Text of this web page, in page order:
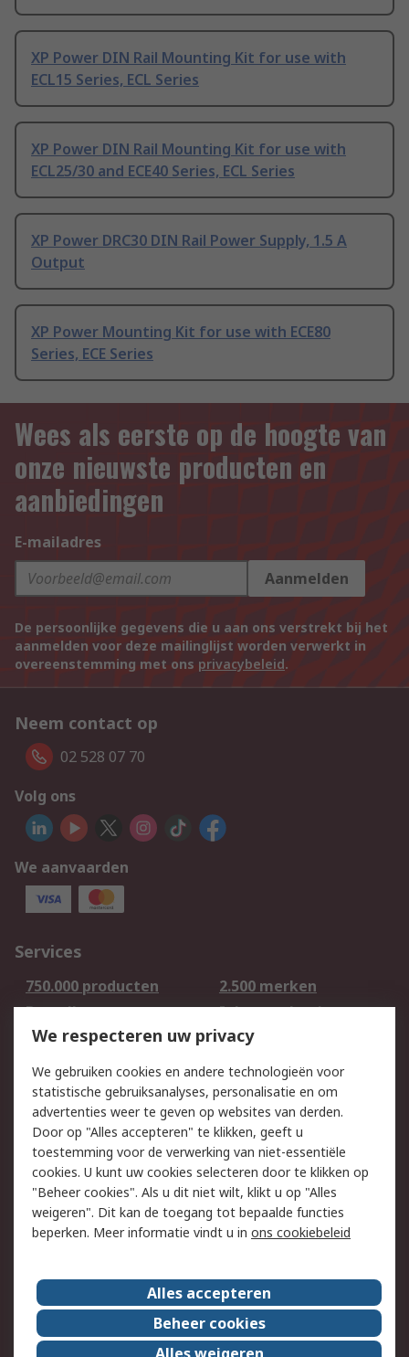
XP Power DIN Rail Mounting Kit for use with
ECL15 Series, ECL Series
XP Power DIN Rail Mounting Kit for use with
ECL25/30 and ECE40 Series, ECL Series
XP Power DRC30 DIN Rail Power Supply, 1.5 A
Output
XP Power Mounting Kit for use with ECE80
Series, ECE Series
Wees als eerste op de hoogte van
onze nieuwste producten en
aanbiedingen
E-mailadres
Aanmelden
De persoonlijke gegevens die u aan ons verstrekt bij het
aanmelden voor deze mailinglijst worden verwerkt in
overeenstemming met ons privacybeleid.
Neem contact op
02 528 07 70
Volg ons
We aanvaarden
Services
750.000 producten
2.500 merken
Bestellen
Inkoopoplossingen
Retouren
Technisch advies
Track & Trace
Wettelijk
Cookiebeleid
Email veiligheid
Privacybeleid -
Bijgewerkt
Websitevoorwaarden
Algemene
verkoopvoorwaarden
Over RS
RS Group
Over ons
RS wereldwijd
Werken bij RS
We respecteren uw privacy
We gebruiken cookies en andere technologieën voor
statistische gebruiksanalyses, personalisatie en om
advertenties weer te geven op websites van derden.
Door op "Alles accepteren" te klikken, geeft u
toestemming voor de verwerking van niet-essentiële
cookies. U kunt uw cookies selecteren door te klikken op
"Beheer cookies". Als u dit niet wilt, klikt u op "Alles
weigeren". Dit kan de toegang tot bepaalde functies
beperken. Meer informatie vindt u in ons cookiebeleid
Alles accepteren
Beheer cookies